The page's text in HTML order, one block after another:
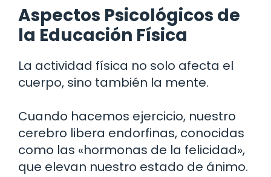
Aspectos Psicológicos de
la Educación Física
La actividad física no solo afecta el
cuerpo, sino también la mente.
Cuando hacemos ejercicio, nuestro
cerebro libera endorfinas, conocidas
como las «hormonas de la felicidad»,
que elevan nuestro estado de ánimo.